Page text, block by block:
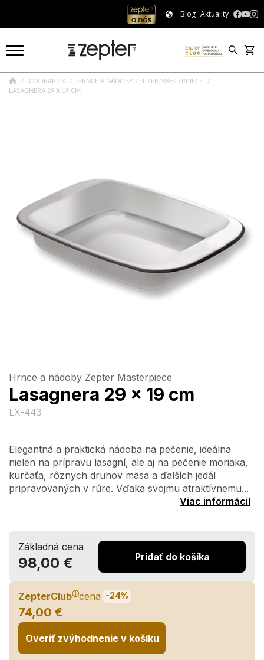
Blog Aktuality
COOKART®
HRNCE A NÁDOBY ZEPTER MASTERPIECE
LASAGNERA 29 X 19 CM
Hrnce a nádoby Zepter Masterpiece
Lasagnera 29 x 19 cm
LX-443
Elegantná a praktická nádoba na pečenie, ideálna
nielen na prípravu lasagní, ale aj na pečenie moriaka,
kurčaťa, rôznych druhov mäsa a ďalších jedál
pripravovaných v rúre. Vďaka svojmu atraktívnemu...
Viac informácií
Základná cena
98,00 € Pridať do košíka
ZepterClubⓘcena -24%
74,00 €
Overiť zvýhodnenie v košíku